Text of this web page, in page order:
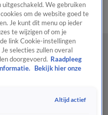
Tip de redactiePanelVideo's
We gebruiken
om de website goed te
Je kunt dit menu op ieder
te wijzigen of om je
link Cookie-instellingen
selecties zullen overal
doorgevoerd. Raadpleeg
Bekijk hier onze
Altijd actief